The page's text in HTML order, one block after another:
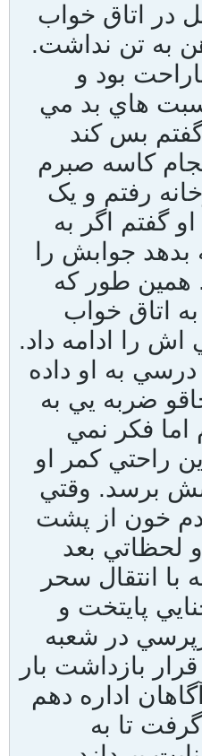
در اتاق خواب
به تن نداشت.
بود و
هاي بد مي
بس کند
کاسه صبرم
رفتم و يک
گفتم اگر به
جوابش را
همين طور که
اتاق خواب
اش را ادامه داد.
به او داده
ضربه يي به
اما فکر نمي
راحتي کمر او
برسد. وقتي
خون از پشت
لحظاتي بعد
با انتقال سحر
پايتخت و
در شعبه
بازداشت بار
اداره دهم
تا به